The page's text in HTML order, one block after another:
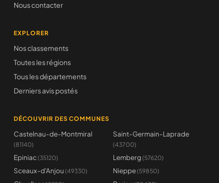
Nous contacter
EXPLORER
Nos classements
Toutes les régions
Tous les départements
Derniers avis postés
DÉCOUVRIR DES COMMUNES
Castelnau-de-Montmiral
(81140)
Saint-Germain-Laprade
(43700)
Epiniac (35120) Lemberg (57620)
Sceaux-d'Anjou (49330) Nieppe(59850)